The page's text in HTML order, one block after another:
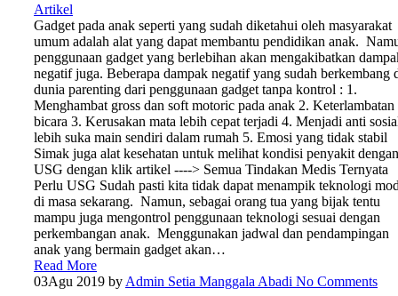
Artikel
Gadget pada anak seperti yang sudah diketahui oleh masyarakat
umum adalah alat yang dapat membantu pendidikan anak.
penggunaan gadget yang berlebihan akan mengakibatkan
negatif juga. Beberapa dampak negatif yang sudah berkembang
dunia parenting dari penggunaan gadget tanpa kontrol : 1.
Menghambat gross dan soft motoric pada anak 2. Keterlambatan
bicara 3. Kerusakan mata lebih cepat terjadi 4. Menjadi anti
lebih suka main sendiri dalam rumah 5. Emosi yang tidak stabil
Simak juga alat kesehatan untuk melihat kondisi penyakit dengan
USG dengan klik artikel ----> Semua Tindakan Medis Ternyata
Perlu USG Sudah pasti kita tidak dapat menampik teknologi
di masa sekarang. Namun, sebagai orang tua yang bijak tentu
mampu juga mengontrol penggunaan teknologi sesuai dengan
perkembangan anak. Menggunakan jadwal dan pendampingan
anak yang bermain gadget akan…
Read More
03Agu 2019 by Admin Setia Manggala Abadi No Comments